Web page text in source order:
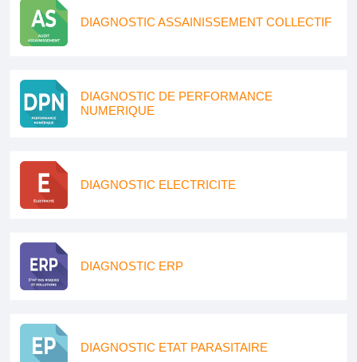
DIAGNOSTIC ASSAINISSEMENT COLLECTIF
DIAGNOSTIC DE PERFORMANCE
NUMERIQUE
DIAGNOSTIC ELECTRICITE
DIAGNOSTIC ERP
DIAGNOSTIC ETAT PARASITAIRE